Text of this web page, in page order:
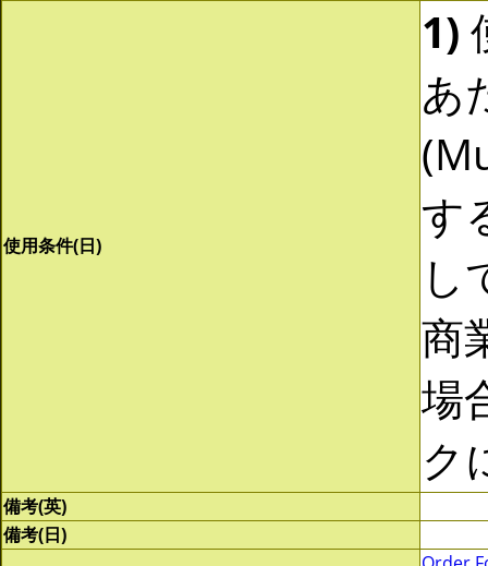
使用条件(日)
1)
あ
す
し
商
場
ク
備考(英)
備考(日)